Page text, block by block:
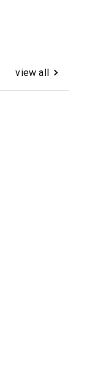
view all